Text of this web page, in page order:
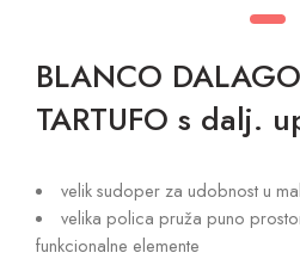
BLANCO
TARTUFO s dalj.
velik sudoper za udobnost u
velika polica pruža puno
funkcionalne elemente